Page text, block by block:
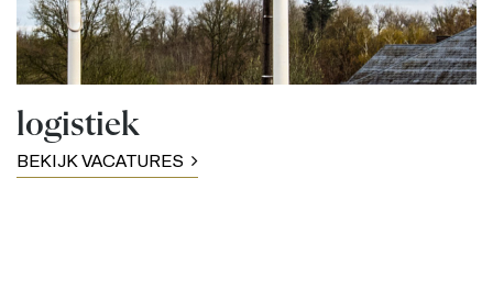
logistiek
BEKIJK VACATURES